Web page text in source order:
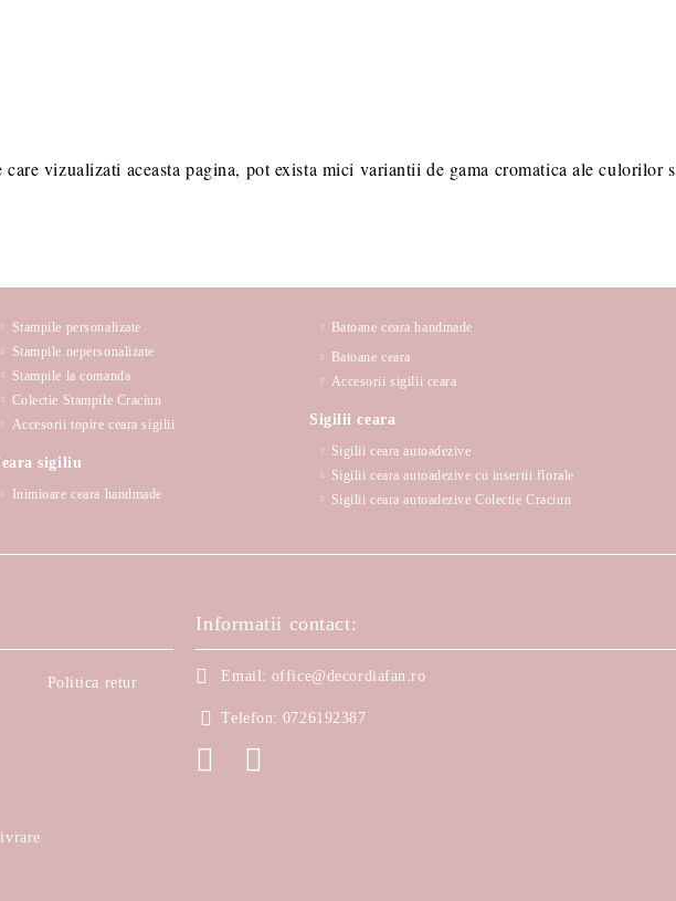
vizualizati aceasta pagina, pot exista mici variantii de gama cromatica ale culorilor
Stampile personalizate
Stampile nepersonalizate
Stampile la comanda
Colectie Stampile Craciun
Accesorii topire ceara sigilii
sigiliu
Inimioare ceara handmade
Batoane ceara handmade
Batoane ceara
Accesorii sigilii ceara
Sigilii ceara
Sigilii ceara autoadezive
Sigilii ceara autoadezive cu insertii florale
Sigilii ceara autoadezive Colectie Craciun
Politica retur
Informatii contact:
Email: office@decordiafan.ro
Telefon: 0726192387